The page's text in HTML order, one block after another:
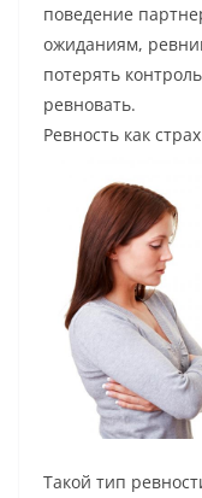
поведение
ожиданиям,
потерять
ревновать.
Ревность как
Такой тип